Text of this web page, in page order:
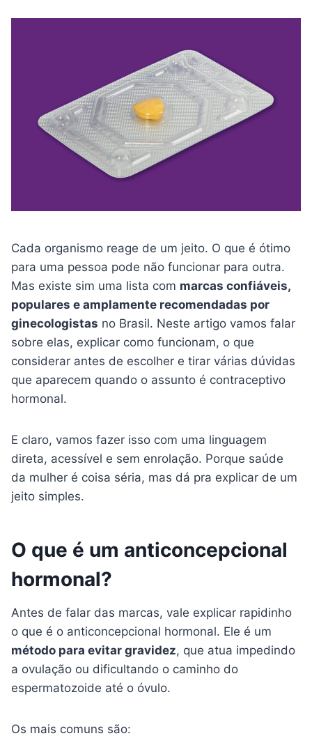
Cada organismo reage de um jeito. O que é ótimo
para uma pessoa pode não funcionar para outra.
Mas existe sim uma lista com marcas confiáveis,
populares e amplamente recomendadas por
ginecologistas no Brasil. Neste artigo vamos falar
sobre elas, explicar como funcionam, o que
considerar antes de escolher e tirar várias dúvidas
que aparecem quando o assunto é contraceptivo
hormonal.
E claro, vamos fazer isso com uma linguagem
direta, acessível e sem enrolação. Porque saúde
da mulher é coisa séria, mas dá pra explicar de um
jeito simples.
O que é um anticoncepcional
hormonal?
Antes de falar das marcas, vale explicar rapidinho
o que é o anticoncepcional hormonal. Ele é um
método para evitar gravidez, que atua impedindo
a ovulação ou dificultando o caminho do
espermatozoide até o óvulo.
Os mais comuns são: